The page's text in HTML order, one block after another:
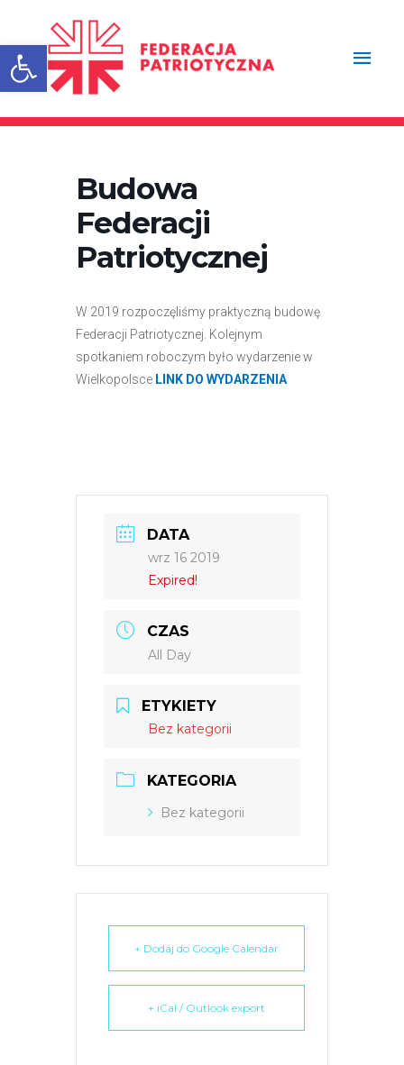
Otwórz pasek narzędzi
treści
Budowa
Federacji
Patriotycznej
W 2019 rozpoczęliśmy praktyczną budowę
Federacji Patriotycznej. Kolejnym
spotkaniem roboczym było wydarzenie w
Wielkopolsce LINK DO WYDARZENIA
DATA
wrz 16 2019
Expired!
CZAS
All Day
ETYKIETY
Bez kategorii
KATEGORIA
Bez kategorii
+ Dodaj do Google Calendar
+ iCal / Outlook export